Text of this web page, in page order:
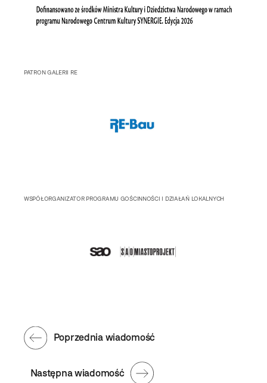
PATRON GALERII RE
WSPÓŁORGANIZATOR PROGRAMU GOŚCINNOŚCI I DZIAŁAŃ LOKALNYCH
Następna wiadomość
Poprzednia wiadomość